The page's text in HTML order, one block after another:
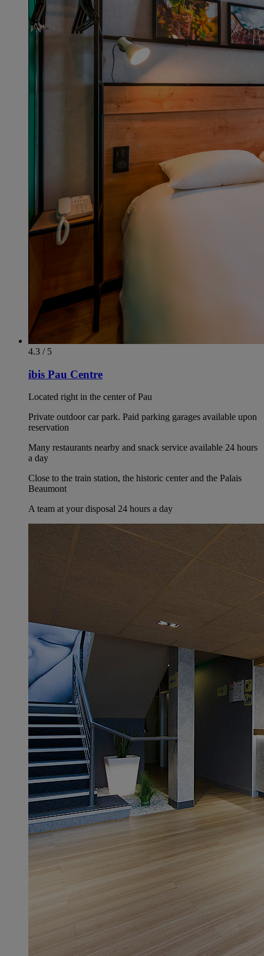
4.3 / 5
ibis Pau Centre
Located right in the center of Pau
Private outdoor car park. Paid parking garages available upon
reservation
Many restaurants nearby and snack service available 24 hours
a day
Close to the train station, the historic center and the Palais
Beaumont
A team at your disposal 24 hours a day